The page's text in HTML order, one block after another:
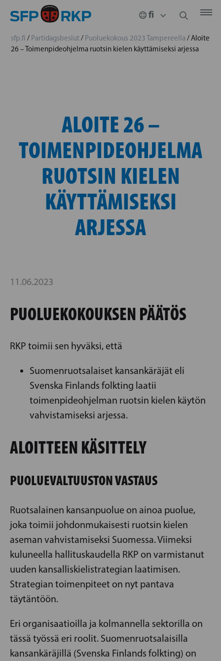
sfp.fi / Partidagsbeslut/ Puoluekokous 2023 Tampereella /Aloite
26 – Toimenpideohjelma ruotsin kielen käyttämiseksi arjessa
ALOITE 26 –
TOIMENPIDEOHJELMA
RUOTSIN KIELEN
KÄYTTÄMISEKSI
ARJESSA
11.06.2023
PUOLUEKOKOUKSEN PÄÄTÖS
RKP toimii sen hyväksi, että
Suomenruotsalaiset kansankäräjät eli
Svenska Finlands folkting laatii
toimenpideohjelman ruotsin kielen käytön
vahvistamiseksi arjessa.
ALOITTEEN KÄSITTELY
PUOLUEVALTUUSTON VASTAUS
Ruotsalainen kansanpuolue on ainoa puolue,
joka toimii johdonmukaisesti ruotsin kielen
aseman vahvistamiseksi Suomessa. Viimeksi
kuluneella hallituskaudella RKP on varmistanut
uuden kansalliskielistrategian laatimisen.
Strategian toimenpiteet on nyt pantava
täytäntöön.
Eri organisaatioilla ja kolmannella sektorilla on
tässä työssä eri roolit. Suomenruotsalaisilla
kansankäräjillä (Svenska Finlands folkting) on